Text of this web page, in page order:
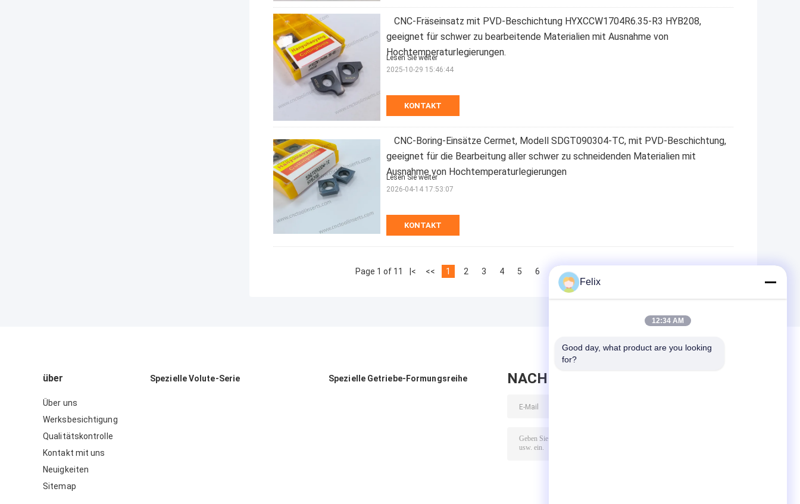
CNC-Fräseinsatz mit PVD-Beschichtung HYXCCW1704R6.35-R3 HYB208,
geeignet für schwer zu bearbeitende Materialien mit Ausnahme von
Hochtemperaturlegierungen.
KONTAKT
Lesen Sie weiter
2025-10-29 15:46:44
CNC-Boring-Einsätze Cermet, Modell SDGT090304-TC, mit PVD-Beschichtung,
geeignet für die Bearbeitung aller schwer zu schneidenden Materialien mit
Ausnahme von Hochtemperaturlegierungen
KONTAKT
Lesen Sie weiter
2026-04-14 17:53:07
Page 1 of 11 |< << 1 2 3 4 5 6 8
über
Über uns
Werksbesichtigung
Qualitätskontrolle
Kontakt mit uns
Neuigkeiten
Sitemap
Spezielle Volute-Serie Spezielle Getriebe-Formungsreihe NACHRICHT HINTERLASSEN
Felix
12:34 AM
Good day, what product are you looking
for?